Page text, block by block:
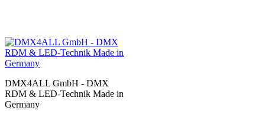
DMX4ALL GmbH - DMX
RDM & LED-Technik Made in
Germany